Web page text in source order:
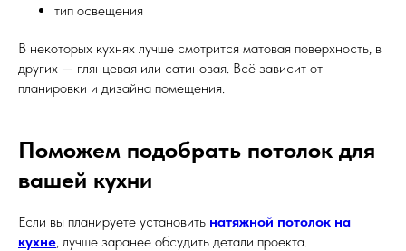
тип освещения
В некоторых кухнях лучше смотрится матовая поверхность, в
других — глянцевая или сатиновая. Всё зависит от
планировки и дизайна помещения.
Поможем подобрать потолок для
вашей кухни
Если вы планируете установить натяжной потолок на
кухне , лучше заранее обсудить детали проекта.